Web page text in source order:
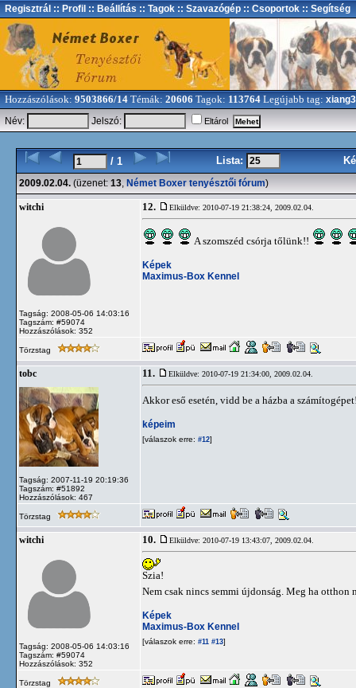
Regisztrál :: Profil :: Beállítás :: Tagok :: Szavazógép :: Csoportok :: Segítség
Hozzászólások: 9503866/14 Témák: 20606 Tagok: 113764 Legújabb tag:
Név:
Jelszó: Eltárol
/ 1 Lista:
2009.02.04. (üzenet: 13, Német Boxer tenyésztői fórum)
witchi
Tagság: 2008-05-06 14:03:16
Tagszám: #59074
Hozzászólások: 352
12. Elküldve: 2010-07-19 21:38:24, 2009.02.04.
A szomszéd csórja tőlünk!!
Képek
Maximus-Box Kennel
Törzstag
tobc
Tagság: 2007-11-19 20:19:36
Tagszám: #51892
Hozzászólások: 467
11. Elküldve: 2010-07-19 21:34:00, 2009.02.04.
Akkor eső esetén, vidd be a házba a
képeim
[válaszok erre: #12]
Törzstag
witchi
Tagság: 2008-05-06 14:03:16
Tagszám: #59074
Hozzászólások: 352
10. Elküldve: 2010-07-19 13:43:07, 2009.02.04.
Szia!
Nem csak nincs semmi újdonság. Meg ha
Képek
Maximus-Box Kennel
[válaszok erre: #11 #13]
Törzstag